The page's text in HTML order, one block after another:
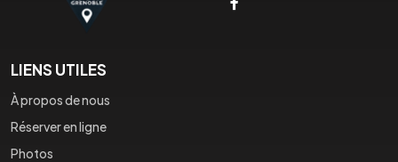
LIENS UTILES
À propos de nous
Réserver en ligne
Photos